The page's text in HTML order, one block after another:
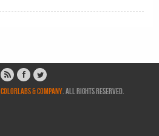
ColorLabs & Company. All rights reserved.